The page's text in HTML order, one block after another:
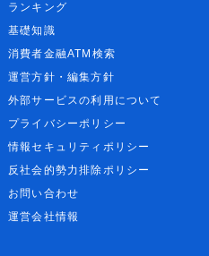
ランキング
基礎知識
消費者金融ATM検索
運営方針・編集方針
外部サービスの利用について
プライバシーポリシー
情報セキュリティポリシー
反社会的勢力排除ポリシー
お問い合わせ
運営会社情報